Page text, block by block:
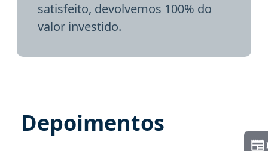
satisfeito, devolvemos 100% do
valor investido.
Depoimentos